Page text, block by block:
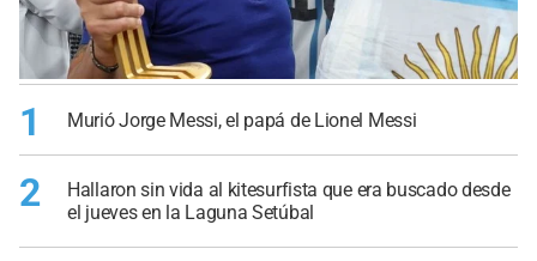
1 Murió Jorge Messi, el papá de Lionel Messi
2
Hallaron sin vida al kitesurfista que era buscado desde
el jueves en la Laguna Setúbal